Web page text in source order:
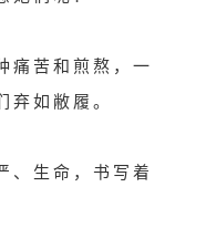
痛苦和煎熬，一
弃如敝履。
、生命，书写着